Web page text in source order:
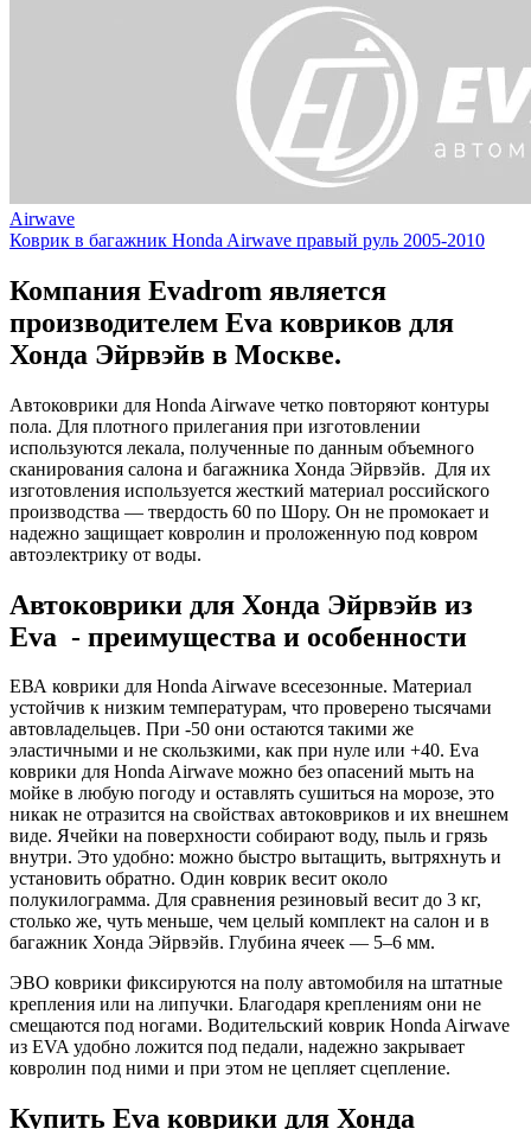
Airwave
Коврик в багажник Honda Airwave правый руль 2005-2010
Компания Evadrom является
производителем Eva ковриков для
Хонда Эйрвэйв в Москве.
Автоковрики для Honda Airwave четко повторяют контуры
пола. Для плотного прилегания при изготовлении
используются лекала, полученные по данным объемного
сканирования салона и багажника Хонда Эйрвэйв. Для их
изготовления используется жесткий материал российского
производства — твердость 60 по Шору. Он не промокает и
надежно защищает ковролин и проложенную под ковром
автоэлектрику от воды.
Автоковрики для Хонда Эйрвэйв из
Eva - преимущества и особенности
ЕВА коврики для Honda Airwave всесезонные. Материал
устойчив к низким температурам, что проверено тысячами
автовладельцев. При -50 они остаются такими же
эластичными и не скользкими, как при нуле или +40. Eva
коврики для Honda Airwave можно без опасений мыть на
мойке в любую погоду и оставлять сушиться на морозе, это
никак не отразится на свойствах автоковриков и их внешнем
виде. Ячейки на поверхности собирают воду, пыль и грязь
внутри. Это удобно: можно быстро вытащить, вытряхнуть и
установить обратно. Один коврик весит около
полукилограмма. Для сравнения резиновый весит до 3 кг,
столько же, чуть меньше, чем целый комплект на салон и в
багажник Хонда Эйрвэйв. Глубина ячеек — 5–6 мм.
ЭВО коврики фиксируются на полу автомобиля на штатные
крепления или на липучки. Благодаря креплениям они не
смещаются под ногами. Водительский коврик Honda Airwave
из EVA удобно ложится под педали, надежно закрывает
ковролин под ними и при этом не цепляет сцепление.
Купить Eva коврики для Хонда